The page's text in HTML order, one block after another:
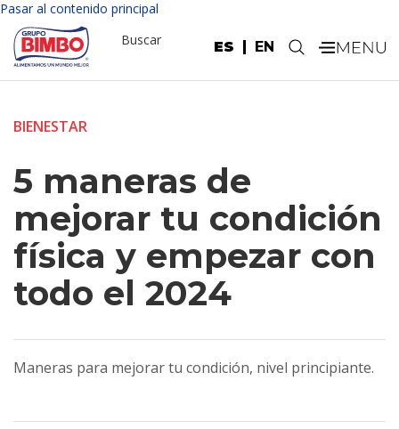
Pasar al contenido principal
ES EN
Buscar .
BIENESTAR
5 maneras de
mejorar tu condición
física y empezar con
todo el 2024
Maneras para mejorar tu condición, nivel principiante.